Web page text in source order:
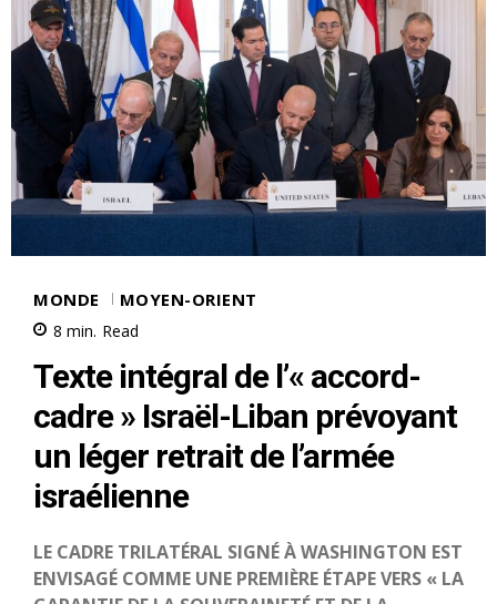
MONDE MOYEN-ORIENT
8 min. Read
Texte intégral de l’« accord-
cadre » Israël-Liban prévoyant
un léger retrait de l’armée
israélienne
LE CADRE TRILATÉRAL SIGNÉ À WASHINGTON EST
ENVISAGÉ COMME UNE PREMIÈRE ÉTAPE VERS « LA